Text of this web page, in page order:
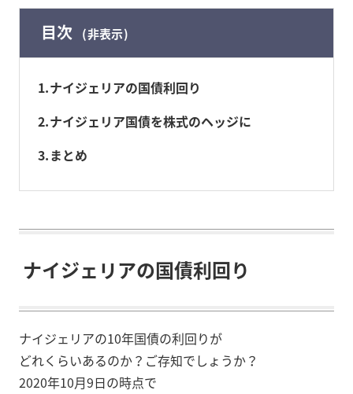
目次 非表示
1 ナイジェリアの国債利回り
2 ナイジェリア国債を株式のヘッジに
3 まとめ
ナイジェリアの国債利回り
ナイジェリアの10年国債の利回りが
どれくらいあるのか？ご存知でしょうか？
2020年10月9日の時点で